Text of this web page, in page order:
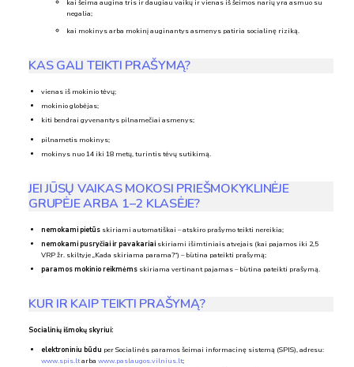
kai šeima augina tris ir daugiau vaikų ir vienas iš šeimos narių yra asmuo su
negalia;
kai mokinys arba mokinį auginantys asmenys patiria socialinę riziką.
KAS GALI TEIKTI PRAŠYMĄ?
vienas iš mokinio tėvų;
mokinio globėjas;
kiti bendrai gyvenantys pilnamečiai asmenys;
pilnametis mokinys;
mokinys nuo 14 iki 18 metų, turintis tėvų sutikimą.
JEI JŪSŲ VAIKAS MOKOSI PRIEŠMOKYKLINĖJE
GRUPĖJE ARBA 1–2 KLASĖJE?
nemokami pietūs skiriami automatiškai – atskiro prašymo teikti nereikia;
nemokami pusryčiai ir pavakariai skiriami išimtiniais atvejais (kai pajamos iki 2,5
VRP žr. skiltyje „Kada skiriama parama?“) – būtina pateikti prašymą;
paramos mokinio reikmėms skiriama vertinant pajamas – būtina pateikti prašymą.
KUR IR KAIP TEIKTI PRAŠYMĄ?
Socialinių išmokų skyriui:
elektroniniu būdu per Socialinės paramos šeimai informacinę sistemą (SPIS), adresu:
www.spis.ltarba www.paslaugos.vilnius.lt;